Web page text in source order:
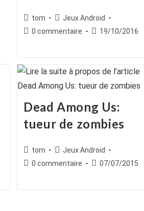
Auteur/autrice
de
tom
Post
category:
Jeux Android
Commentaires
publication :
0 commentaire
Publication
19/10/2016
Dead Among Us:
tueur de zombies
Auteur/autrice
de
tom
Post
category:
Jeux Android
Commentaires
0 commentaire
Publication
07/07/2015